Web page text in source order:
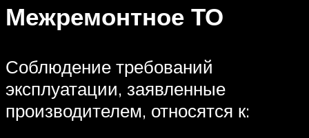
Межремонтное ТО
Соблюдение требований
эксплуатации, заявленные
производителем, относятся к: